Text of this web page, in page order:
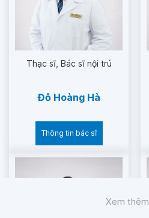
Thạc sĩ Bác sĩ nội trú
Đỗ Hoàng Hà
Thông tin bác sĩ
Xem thêm